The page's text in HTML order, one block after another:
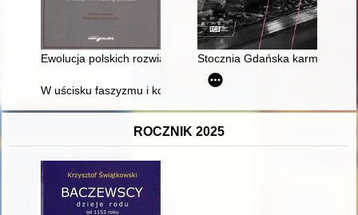
Ewolucja polskich rozwiązań konstytucyjnych w zakresie
Stocznia Gdańska karmicielka
W uścisku faszyzmu i komunizmu : relacja mieszkańca
ROCZNIK 2025